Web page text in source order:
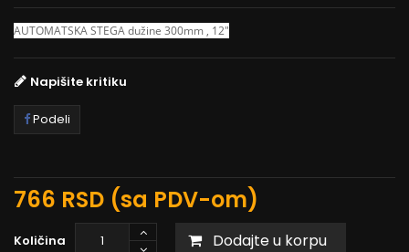
AUTOMATSKA STEGA dužine 300mm , 12"
Napišite kritiku
Podeli
766 RSD (sa PDV-om)
Količina Dodajte u korpu